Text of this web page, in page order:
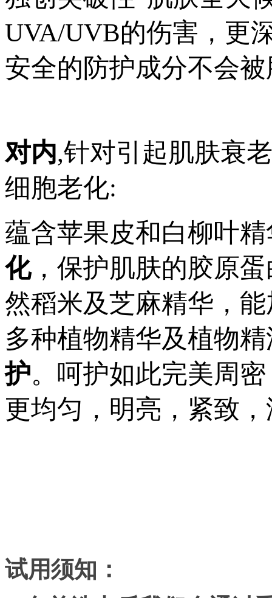
UVA/UVB的伤害，更
安全的防护成分不会
对内,针对引起肌肤衰
细胞老化:
蕴含苹果皮和白柳叶
化，保护肌肤的胶原
然稻米及芝麻精华，
多种植物精华及植物
护。呵护如此完美周
更均匀，明亮，紧致
试用须知：